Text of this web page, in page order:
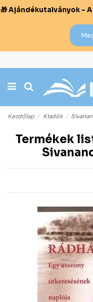
🎁 Ajándékutalványok –
Kezdőlap Kiadók
Termékek